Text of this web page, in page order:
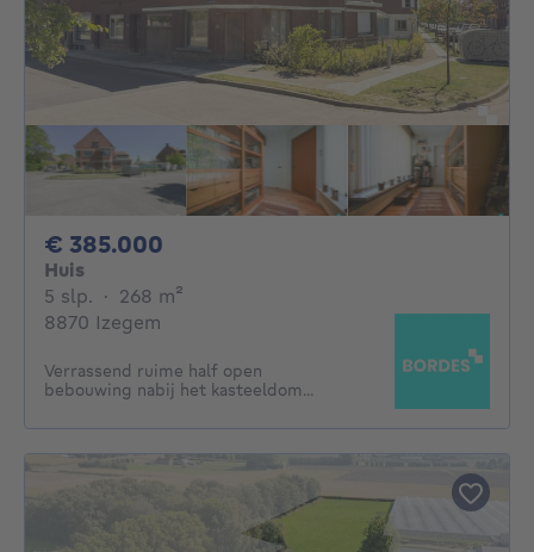
€ 385.000
Huis
5 slp. 5 slaapkamers
· 268 m²
8870 Izegem
Verrassend ruime half open
bebouwing nabij het kasteeldom...